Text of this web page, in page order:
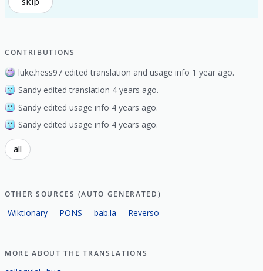
CONTRIBUTIONS
luke.hess97 edited translation and usage info 1 year ago.
Sandy edited translation 4 years ago.
Sandy edited usage info 4 years ago.
Sandy edited usage info 4 years ago.
all
OTHER SOURCES (AUTO GENERATED)
Wiktionary PONS bab.la Reverso
MORE ABOUT THE TRANSLATIONS